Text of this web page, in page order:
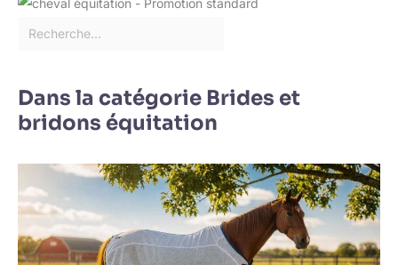
Dans la catégorie Brides et
bridons équitation